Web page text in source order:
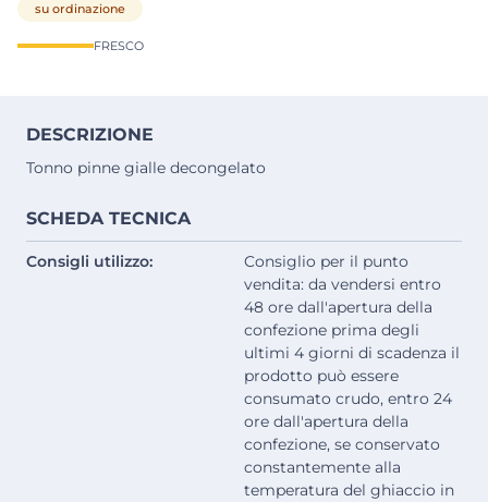
su ordinazione
FRESCO
DESCRIZIONE
Tonno pinne gialle decongelato
SCHEDA TECNICA
Consigli utilizzo:
Consiglio per il punto
vendita: da vendersi entro
48 ore dall'apertura della
confezione prima degli
ultimi 4 giorni di scadenza il
prodotto può essere
consumato crudo, entro 24
ore dall'apertura della
confezione, se conservato
constantemente alla
temperatura del ghiaccio in